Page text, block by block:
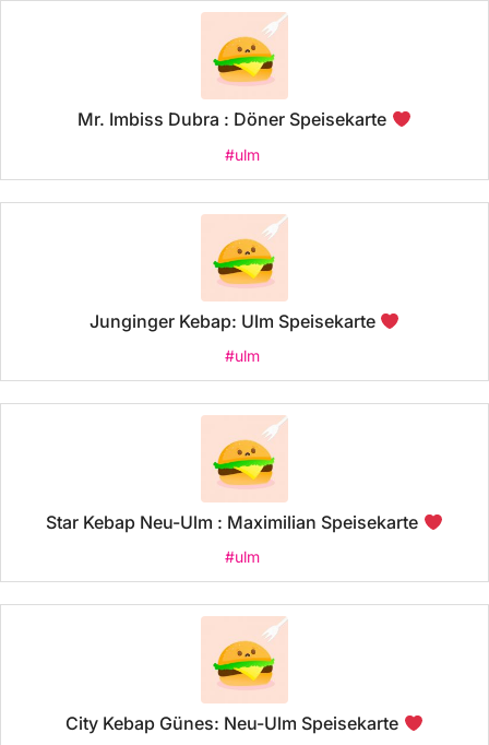
Mr. Imbiss Dubra : Döner Speisekarte
#ulm
Junginger Kebap: Ulm Speisekarte
#ulm
Star Kebap Neu-Ulm : Maximilian Speisekarte
#ulm
City Kebap Günes: Neu-Ulm Speisekarte